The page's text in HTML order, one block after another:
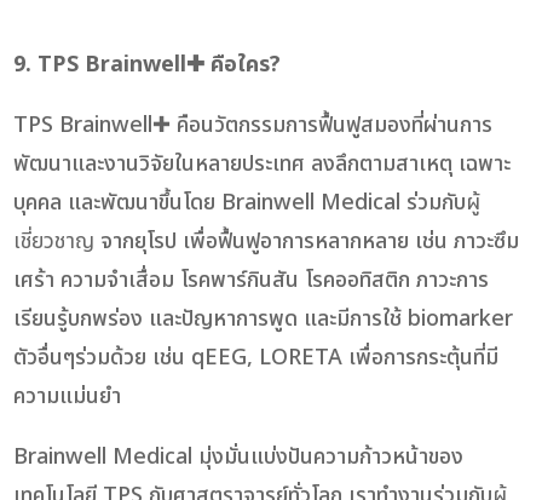
9. TPS Brainwell✚ คือใคร?
TPS Brainwell✚ คือนวัตกรรมการฟื้นฟูสมองที่ผ่านการ
พัฒนาและงานวิจัยในหลายประเทศ ลงลึกตามสาเหตุ เฉพาะ
บุคคล และพัฒนาขึ้นโดย Brainwell Medical ร่วมกับผู้
เชี่ยวชาญ จากยุโรป เพื่อฟื้นฟูอาการหลากหลาย เช่น ภาวะซึม
เศร้า ความจำเสื่อม โรคพาร์กินสัน โรคออทิสติก ภาวะการ
เรียนรู้บกพร่อง และปัญหาการพูด และมีการใช้ biomarker
ตัวอื่นๆร่วมด้วย เช่น qEEG, LORETA เพื่อการกระตุ้นที่มี
ความแม่นยำ
Brainwell Medical มุ่งมั่นแบ่งปันความก้าวหน้าของ